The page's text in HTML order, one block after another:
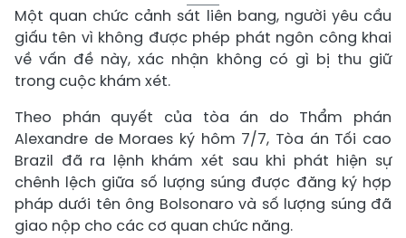
Một quan chức cảnh sát liên bang, người yêu cầu
giấu tên vì không được phép phát ngôn công khai
về vấn đề này, xác nhận không có gì bị thu giữ
trong cuộc khám xét.
Theo phán quyết của tòa án do Thẩm phán
Alexandre de Moraes ký hôm 7/7, Tòa án Tối cao
Brazil đã ra lệnh khám xét sau khi phát hiện sự
chênh lệch giữa số lượng súng được đăng ký hợp
pháp dưới tên ông Bolsonaro và số lượng súng đã
giao nộp cho các cơ quan chức năng.